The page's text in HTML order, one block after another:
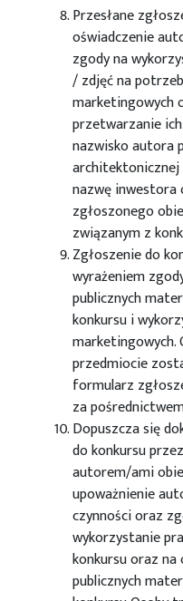
Przesłane
oświadczenie
zgody na
/ zdjęć na
marketingowych
przetwarzanie
nazwisko autora
architektonicznej
nazwę inwestora
zgłoszonego
związanym z
Zgłoszenie do
wyrażeniem
publicznych
konkursu i
marketingowych.
przedmiocie
formularz
za
Dopuszcza się
do konkursu
autorem/ami
upoważnienie
czynności oraz
wykorzystanie
konkursu oraz na
publicznych